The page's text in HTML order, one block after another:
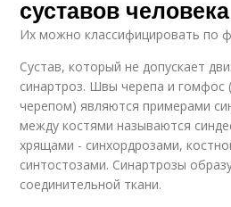
суставов человека
Их можно классифицировать по
Сустав, который не допускает
синартроз. Швы черепа и гомфос
черепом) являются примерами
между костями называются
хрящами - синхордрозами,
синтостозами. Синартрозы
соединительной ткани.